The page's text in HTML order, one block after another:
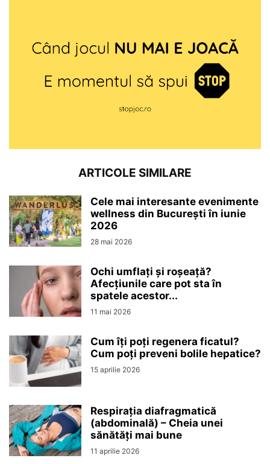
ARTICOLE SIMILARE
Cele mai interesante evenimente
wellness din București în iunie
2026
28 mai 2026
Ochi umflați și roșeață?
Afecțiunile care pot sta în
spatele acestor...
11 mai 2026
Cum îți poți regenera ficatul?
Cum poți preveni bolile hepatice?
15 aprilie 2026
Respirația diafragmatică
(abdominală) – Cheia unei
sănătăți mai bune
11 aprilie 2026